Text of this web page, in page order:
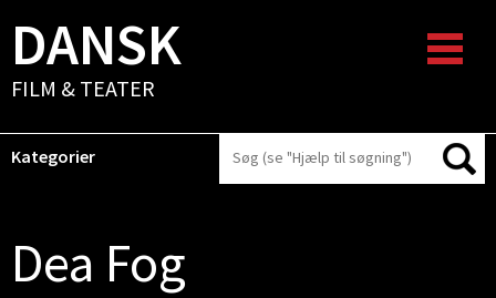
DANSK
FILM & TEATER
Kategorier
Dea Fog